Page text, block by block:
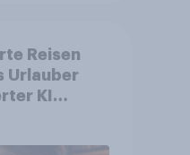
Reisen
Urlauber
KI